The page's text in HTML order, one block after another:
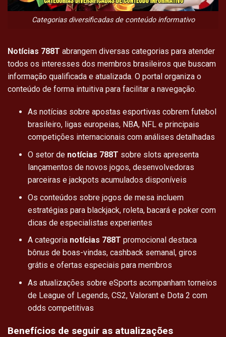
Categorias diversificadas de conteúdo informativo
Notícias 788T abrangem diversas categorias para atender
todos os interesses dos membros brasileiros que buscam
informação qualificada e atualizada. O portal organiza o
conteúdo de forma intuitiva para facilitar a navegação.
As notícias sobre apostas esportivas cobrem futebol
brasileiro, ligas europeias, NBA, NFL e principais
competições internacionais com análises detalhadas
O setor de notícias 788T sobre slots apresenta
lançamentos de novos jogos, desenvolvedoras
parceiras e jackpots acumulados disponíveis
Os conteúdos sobre jogos de mesa incluem
estratégias para blackjack, roleta, bacará e poker com
dicas de especialistas experientes
A categoria notícias 788T promocional destaca
bônus de boas-vindas, cashback semanal, giros
grátis e ofertas especiais para membros
As atualizações sobre eSports acompanham torneios
de League of Legends, CS2, Valorant e Dota 2 com
odds competitivas
Benefícios de seguir as atualizações